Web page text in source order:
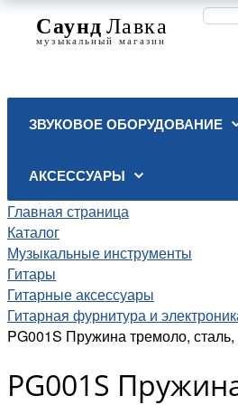
ЗВУКОВОЕ ОБОРУДОВАНИЕ
АКСЕССУАРЫ
Главная страница
Каталог
Музыкальные инструменты
Гитары
Гитарные аксессуары
Гитарная фурнитура и
PG001S Пружина тремоло,
PG001S